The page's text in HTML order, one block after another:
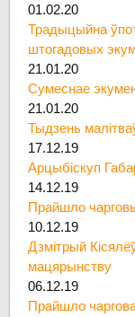
01.02.20
Традыцыйна
штогадовых
21.01.20
Сумеснае
21.01.20
Тыдзень
17.12.19
Арцыбіскуп
14.12.19
Прайшло
10.12.19
Дзмітрый
мацярынству
06.12.19
Прайшло